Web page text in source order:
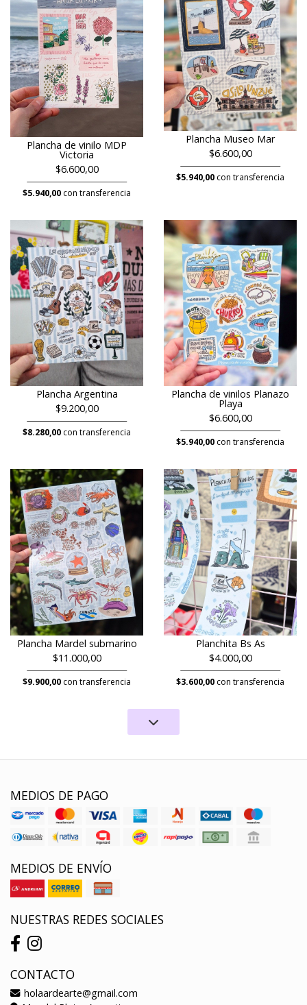
Plancha de vinilo MDP
Victoria
$6.600,00
$5.940,00 con transferencia
Plancha Museo Mar
$6.600,00
$5.940,00 con transferencia
Plancha Argentina
$9.200,00
$8.280,00 con transferencia
Plancha de vinilos Planazo
Playa
$6.600,00
$5.940,00 con transferencia
Plancha Mardel submarino
$11.000,00
$9.900,00 con transferencia
Planchita Bs As
$4.000,00
$3.600,00 con transferencia
MEDIOS DE PAGO
MEDIOS DE ENVÍO
NUESTRAS REDES SOCIALES
CONTACTO
holaardearte@gmail.com